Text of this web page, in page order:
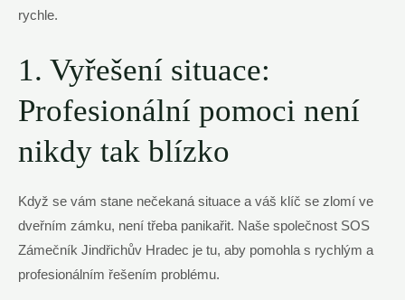
rychle.
1. Vyřešení situace:
Profesionální pomoci není
nikdy tak blízko
Když se vám stane nečekaná situace a váš klíč se zlomí ve
dveřním zámku, není třeba panikařit. Naše společnost SOS
Zámečník Jindřichův Hradec je tu, aby pomohla s rychlým a
profesionálním řešením problému.